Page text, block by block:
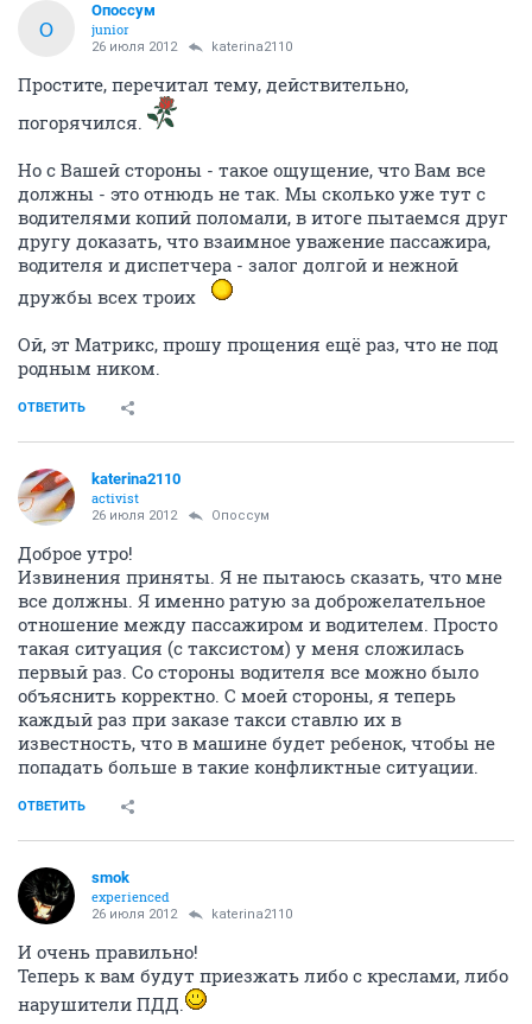
О
Опоссум
junior
26 июля 2012 katerina2110
Простите, перечитал тему, действительно,
погорячился.
Но с Вашей стороны - такое ощущение, что Вам все
должны - это отнюдь не так. Мы сколько уже тут с
водителями копий поломали, в итоге пытаемся друг
другу доказать, что взаимное уважение пассажира,
водителя и диспетчера - залог долгой и нежной
дружбы всех троих
Ой, эт Матрикс, прошу прощения ещё раз, что не под
родным ником.
ОТВЕТИТЬ
katerina2110
activist
26 июля 2012 Опоссум
Доброе утро!
Извинения приняты. Я не пытаюсь сказать, что мне
все должны. Я именно ратую за доброжелательное
отношение между пассажиром и водителем. Просто
такая ситуация (с таксистом) у меня сложилась
первый раз. Со стороны водителя все можно было
объяснить корректно. С моей стороны, я теперь
каждый раз при заказе такси ставлю их в
известность, что в машине будет ребенок, чтобы не
попадать больше в такие конфликтные ситуации.
ОТВЕТИТЬ
smok
experienced
26 июля 2012 katerina2110
И очень правильно!
Теперь к вам будут приезжать либо с креслами, либо
нарушители ПДД.